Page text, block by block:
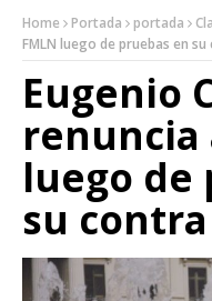
Home Portada portada
FMLN luego de pruebas en
Eugenio
renuncia
luego de
su